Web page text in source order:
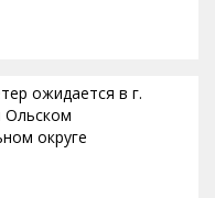
ожидается в г.
Ольском
округе